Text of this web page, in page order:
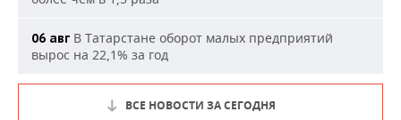
06 авг В Татарстане оборот малых предприятий
вырос на 22,1% за год
ВСЕ НОВОСТИ ЗА СЕГОДНЯ